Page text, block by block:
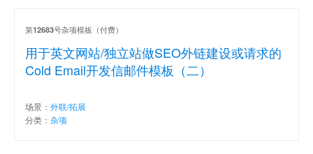
用于英文网站/独立站做SEO外链建设或请求的
Cold Email开发信邮件模板（二）
第12683号杂项模板（付费）
场景： 外联/拓展
分类： 杂项